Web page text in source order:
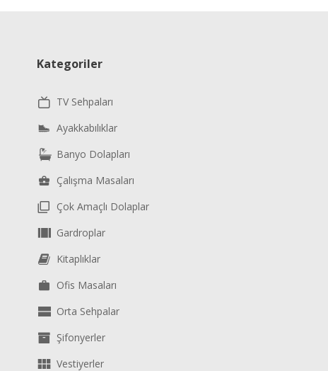
Kategoriler
TV Sehpaları
Ayakkabılıklar
Banyo Dolapları
Çalışma Masaları
Çok Amaçlı Dolaplar
Gardroplar
Kitaplıklar
Ofis Masaları
Orta Sehpalar
Şifonyerler
Vestiyerler